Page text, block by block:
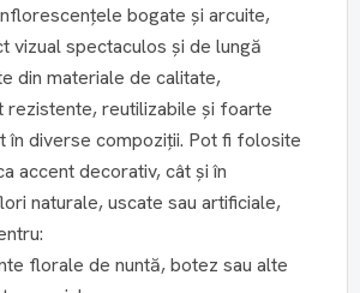
bogate și arcuite,
vizual spectaculos și de lungă
din materiale de calitate,
rezistente, reutilizabile și foarte
în diverse compoziții. Pot fi folosite
accent decorativ, cât și în
naturale, uscate sau artificiale,
florale de nuntă, botez sau alte